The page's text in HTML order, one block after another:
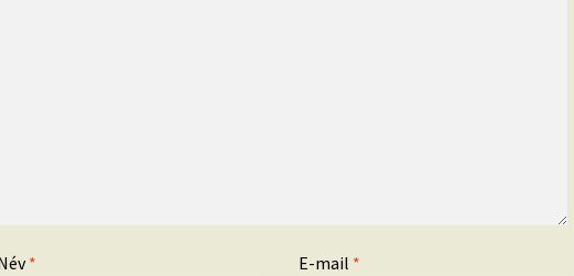
* E-mail *